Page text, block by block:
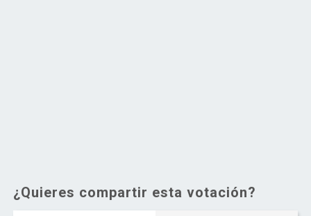
¿Quieres compartir esta votación?